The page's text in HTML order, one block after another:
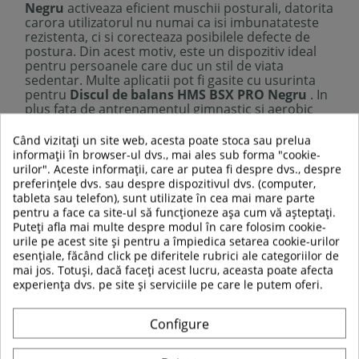
Negru activeaza eficient muschii posturali, datorita
carora utilizatorul nu numai ca isi imbunatateste
rezistenta, ci si corecteaza posibilele defecte de
postura. Din acest motiv, este un dispozitiv ideal
pentru persoanele care duc un stil de viata
sedentar. Multe aplicatii pot fi gasite cu usurinta
pentru Discul de balans HMS BSX PRO Negru . In
plus fata de antrenamentul gimnastic si aerobic
terapia persoanelor cu diverse dizabilitati. Acest
lucru este ajutat de structura speciala a invelisului
exterior al mingii, datorita careia nu aluneca pe
suprafate. Il recomandam tuturor celor care
doresc sa aiba grija de sanatatea lor intr-un mod
placut, fara a pleca de acasa.
Specificatii tehnice:
Material minge:PVC
Material baza:ABS
Diametru:
62 cm
Inaltime:25 cm
Greutatea maxima suportata:
Uz:casnic si comercial
Când vizitați un site web, acesta poate stoca sau prelua
informații în browser-ul dvs., mai ales sub forma "cookie-
urilor". Aceste informații, care ar putea fi despre dvs., despre
preferințele dvs. sau despre dispozitivul dvs. (computer,
tableta sau telefon), sunt utilizate în cea mai mare parte
pentru a face ca site-ul să funcționeze așa cum vă așteptați.
Puteți afla mai multe despre modul în care folosim cookie-
urile pe acest site și pentru a împiedica setarea cookie-urilor
esențiale, făcând click pe diferitele rubrici ale categoriilor de
mai jos. Totuși, dacă faceți acest lucru, aceasta poate afecta
experiența dvs. pe site și serviciile pe care le putem oferi.
Configure